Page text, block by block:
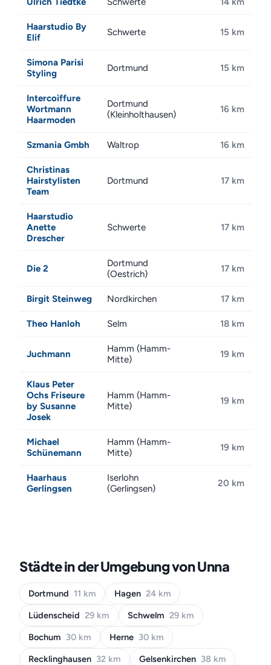
Haarstudio By
Elif
Schwerte 15 km
Simona Parisi
Styling
Dortmund 15 km
Intercoiffure
Wortmann
Haarmoden
Dortmund
(Kleinholthausen)
16 km
Szmania Gmbh Waltrop 16 km
Christinas
Hairstylisten
Team
Dortmund 17 km
Haarstudio
Anette
Drescher
Schwerte 17 km
Die 2
Dortmund
(Oestrich)
17 km
Birgit Steinweg Nordkirchen 17 km
Theo Hanloh Selm 18 km
Juchmann
Hamm (Hamm-
Mitte)
19 km
Klaus Peter
Ochs Friseure
by Susanne
Josek
Hamm (Hamm-
Mitte)
19 km
Michael
Schünemann
Hamm (Hamm-
Mitte)
19 km
Haarhaus
Gerlingsen
Iserlohn
(Gerlingsen)
20 km
Städte in der Umgebung von Unna
Dortmund 11 km Hagen 24 km
Lüdenscheid 29 km Schwelm 29 km
Bochum 30 km Herne 30 km
Recklinghausen 32 km Gelsenkirchen 38 km